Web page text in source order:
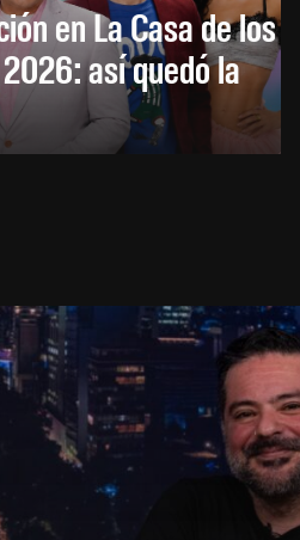
en La Casa de los
así quedó la